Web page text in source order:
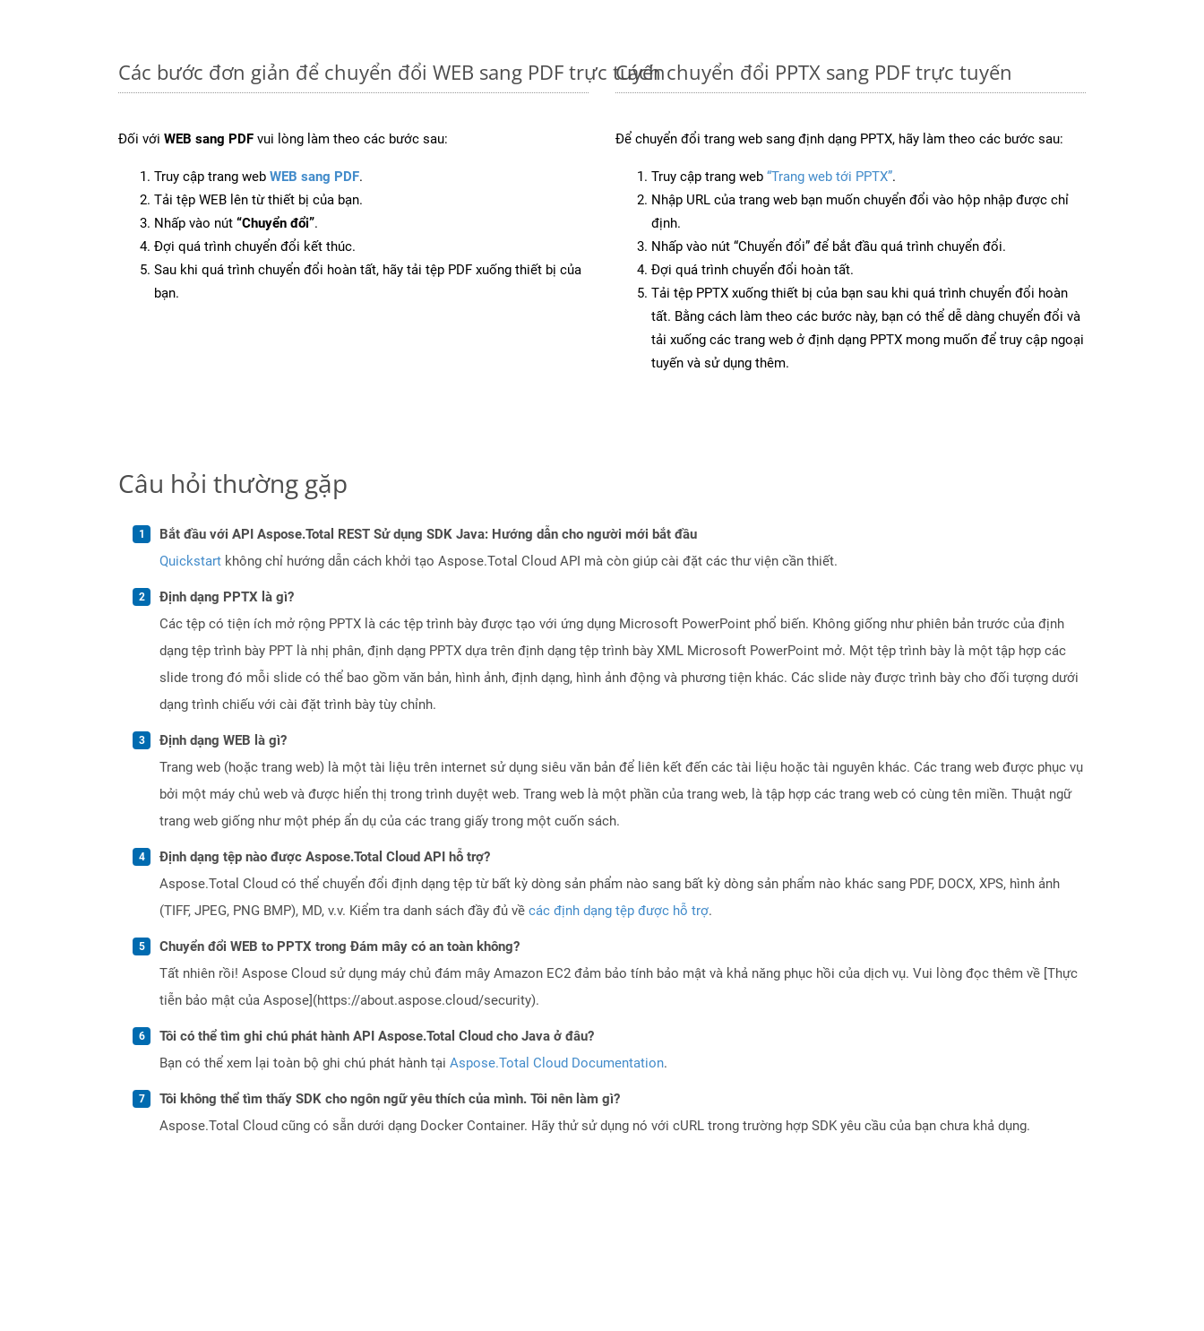
Các bước đơn giản để chuyển đổi WEB sang PDF trực tuyến
Đối với WEB sang PDF vui lòng làm theo các bước sau:
Truy cập trang web WEB sang PDF.
Tải tệp WEB lên từ thiết bị của bạn.
Nhấp vào nút “Chuyển đổi”.
Đợi quá trình chuyển đổi kết thúc.
Sau khi quá trình chuyển đổi hoàn tất, hãy tải tệp PDF xuống thiết bị của
bạn.
Cách chuyển đổi PPTX sang PDF trực tuyến
Để chuyển đổi trang web sang định dạng PPTX, hãy làm theo các bước sau:
Truy cập trang web “Trang web tới PPTX”.
Nhập URL của trang web bạn muốn chuyển đổi vào hộp nhập được chỉ
định.
Nhấp vào nút “Chuyển đổi” để bắt đầu quá trình chuyển đổi.
Đợi quá trình chuyển đổi hoàn tất.
Tải tệp PPTX xuống thiết bị của bạn sau khi quá trình chuyển đổi hoàn
tất. Bằng cách làm theo các bước này, bạn có thể dễ dàng chuyển đổi và
tải xuống các trang web ở định dạng PPTX mong muốn để truy cập ngoại
tuyến và sử dụng thêm.
Câu hỏi thường gặp
Bắt đầu với API Aspose.Total REST Sử dụng SDK Java: Hướng dẫn cho người mới bắt đầu
Quickstart không chỉ hướng dẫn cách khởi tạo Aspose.Total Cloud API mà còn giúp cài đặt các thư viện cần thiết.
Định dạng PPTX là gì?
Các tệp có tiện ích mở rộng PPTX là các tệp trình bày được tạo với ứng dụng Microsoft PowerPoint phổ biến. Không giống như phiên bản trước của định
dạng tệp trình bày PPT là nhị phân, định dạng PPTX dựa trên định dạng tệp trình bày XML Microsoft PowerPoint mở. Một tệp trình bày là một tập hợp các
slide trong đó mỗi slide có thể bao gồm văn bản, hình ảnh, định dạng, hình ảnh động và phương tiện khác. Các slide này được trình bày cho đối tượng dưới
dạng trình chiếu với cài đặt trình bày tùy chỉnh.
Định dạng WEB là gì?
Trang web (hoặc trang web) là một tài liệu trên internet sử dụng siêu văn bản để liên kết đến các tài liệu hoặc tài nguyên khác. Các trang web được phục vụ
bởi một máy chủ web và được hiển thị trong trình duyệt web. Trang web là một phần của trang web, là tập hợp các trang web có cùng tên miền. Thuật ngữ
trang web giống như một phép ẩn dụ của các trang giấy trong một cuốn sách.
Định dạng tệp nào được Aspose.Total Cloud API hỗ trợ?
Aspose.Total Cloud có thể chuyển đổi định dạng tệp từ bất kỳ dòng sản phẩm nào sang bất kỳ dòng sản phẩm nào khác sang PDF, DOCX, XPS, hình ảnh
(TIFF, JPEG, PNG BMP), MD, v.v. Kiểm tra danh sách đầy đủ về các định dạng tệp được hỗ trợ.
Chuyển đổi WEB to PPTX trong Đám mây có an toàn không?
Tất nhiên rồi! Aspose Cloud sử dụng máy chủ đám mây Amazon EC2 đảm bảo tính bảo mật và khả năng phục hồi của dịch vụ. Vui lòng đọc thêm về [Thực
tiễn bảo mật của Aspose](https://about.aspose.cloud/security).
Tôi có thể tìm ghi chú phát hành API Aspose.Total Cloud cho Java ở đâu?
Bạn có thể xem lại toàn bộ ghi chú phát hành tại Aspose.Total Cloud Documentation.
Tôi không thể tìm thấy SDK cho ngôn ngữ yêu thích của mình. Tôi nên làm gì?
Aspose.Total Cloud cũng có sẵn dưới dạng Docker Container. Hãy thử sử dụng nó với cURL trong trường hợp SDK yêu cầu của bạn chưa khả dụng.